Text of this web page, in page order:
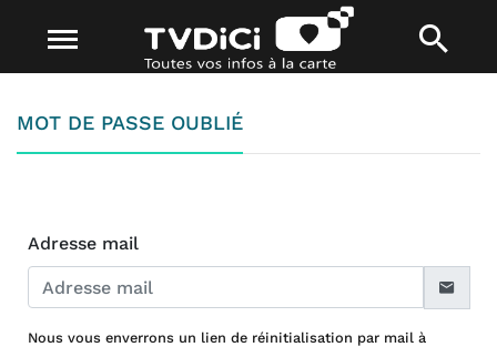
MOT DE PASSE OUBLIÉ
Adresse mail
Nous vous enverrons un lien de réinitialisation par mail à